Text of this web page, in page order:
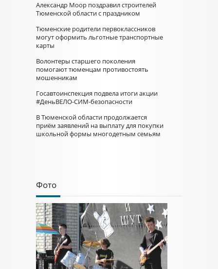
Александр Моор поздравил строителей
Тюменской области с праздником
Тюменские родители первоклассников
могут оформить льготные транспортные
карты
Волонтеры старшего поколения
помогают тюменцам противостоять
мошенникам
Госавтоинспекция подвела итоги акции
#ДеньВЕЛО-СИМ-безопасности
В Тюменской области продолжается
приём заявлений на выплату для покупки
школьной формы многодетным семьям
Фото